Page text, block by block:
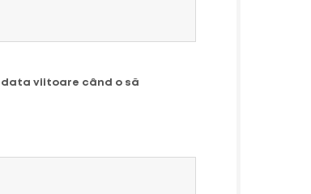
data viitoare când o să